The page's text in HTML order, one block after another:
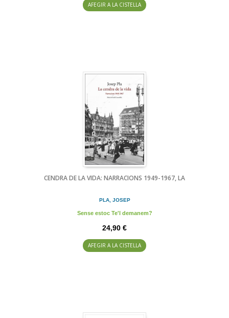
AFEGIR A LA CISTELLA
CENDRA DE LA VIDA: NARRACIONS 1949-1967, LA
PLA, JOSEP
Sense estoc Te'l demanem?
24,90 €
AFEGIR A LA CISTELLA